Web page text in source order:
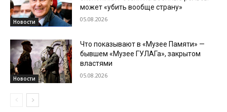
Новости
может «убить вообще страну»
05.08.2026
Новости
Что показывают в «Музее Памяти» —
бывшем «Музее ГУЛАГа», закрытом
властями
05.08.2026